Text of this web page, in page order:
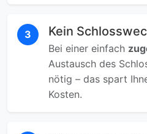
3 Kein
Bei einer einfach
Austausch des
nötig – das spart
Kosten.